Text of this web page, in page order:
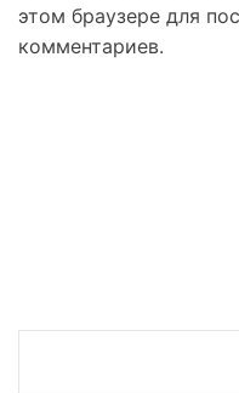
этом браузере для
комментариев.